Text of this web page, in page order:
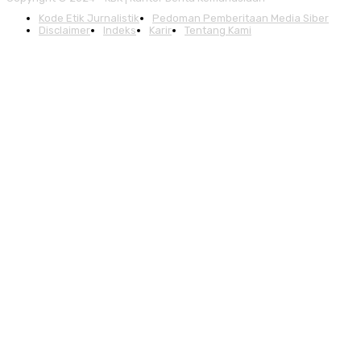
Kode Etik Jurnalistik
Pedoman Pemberitaan Media Siber
Disclaimer
Indeks Karir Tentang Kami